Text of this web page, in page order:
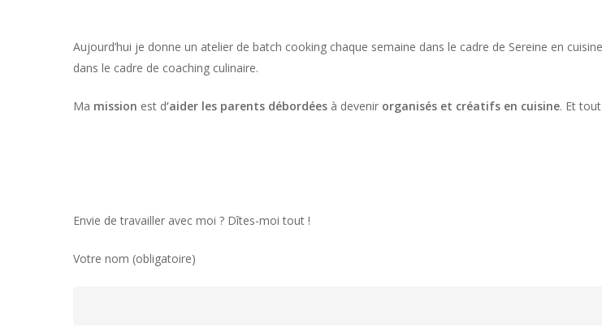
Aujourd’hui je donne un atelier de batch cooking chaque semaine dans le cadre de Sereine en
dans le cadre de coaching culinaire.
Ma mission est d‘aider les parents débordées à devenir organisés et créatifs en cuisine. Et
Envie de travailler avec moi ? Dîtes-moi tout !
Votre nom (obligatoire)